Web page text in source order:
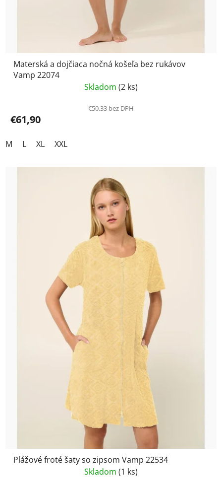
Materská a dojčiaca nočná košeľa bez rukávov
Vamp 22074
Skladom (2 ks)
€50,33 bez DPH
€61,90
M L XL XXL
Plážové froté šaty so zipsom Vamp 22534
Skladom (1 ks)